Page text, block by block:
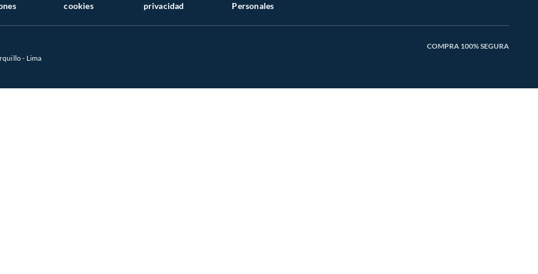
cookies
privacidad
Personales
- Lima
COMPRA 100% SEGURA